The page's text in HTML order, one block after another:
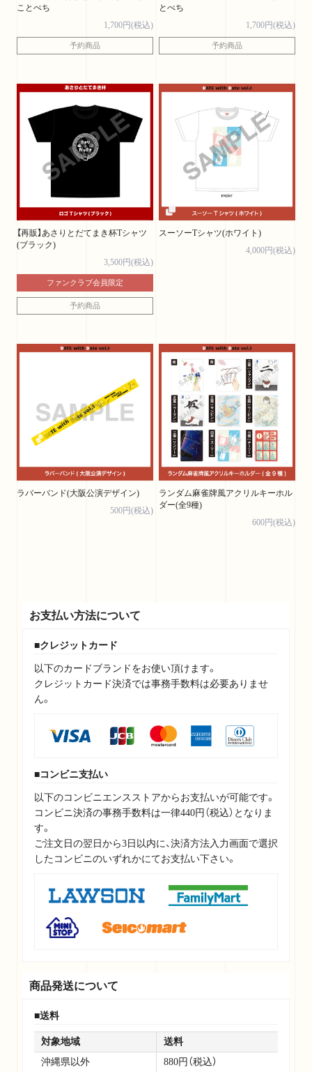
ことぺち
1,700円(税込)
予約商品
とぺち
1,700円(税込)
予約商品
【再販】あさりとだてまき杯Tシャツ
(ブラック)
3,500円(税込)
ファンクラブ会員限定
予約商品
スーソーTシャツ(ホワイト)
4,000円(税込)
ラバーバンド(大阪公演デザイン)
500円(税込)
ランダム麻雀牌風アクリルキーホル
ダー(全9種)
600円(税込)
お支払い方法について
クレジットカード
以下のカードブランドをお使い頂けます。
クレジットカード決済では事務手数料は必要ありませ
ん。
コンビニ支払い
以下のコンビニエンスストアからお支払いが可能です。
コンビニ決済の事務手数料は一律440円（税込）となりま
す。
ご注文日の翌日から3日以内に、決済方法入力画面で選択
したコンビニのいずれかにてお支払い下さい。
商品発送について
送料
対象地域
送料
沖縄県以外
880円（税込）